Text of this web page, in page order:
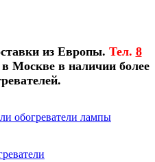
из Европы. Тел. 8
Москве в наличии более
обогреватели лампы